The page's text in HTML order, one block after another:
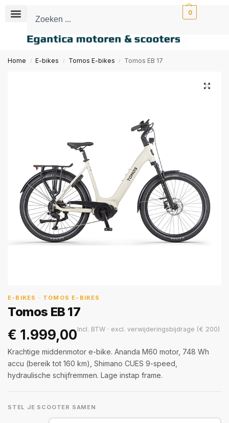
0
Home / E-bikes / Tomos E-bikes / Tomos EB 17
E-BIKES · TOMOS E-BIKES
Tomos EB 17
€ 1.999,00Incl. BTW · excl. verwijderingsbijdrage (€ 200)
Krachtige middenmotor e-bike. Ananda M60 motor, 748 Wh
accu (bereik tot 160 km), Shimano CUES 9-speed,
hydraulische schijfremmen. Lage instap frame.
STEL JE SCOOTER SAMEN